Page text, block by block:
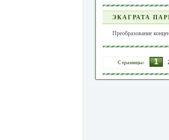
ЭКАГРАТА
Преобразование
Страницы: 1